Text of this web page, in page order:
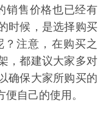
销售价格也已经有
时候，是选择购买
注意，在购买之
，都建议大家多对
确保大家所购买的
自己的使用。